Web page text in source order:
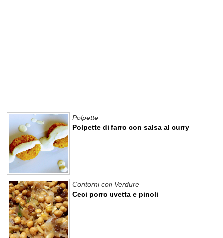
Polpette di farro con salsa al curry
Polpette
Ceci porro uvetta e pinoli
Contorni con Verdure